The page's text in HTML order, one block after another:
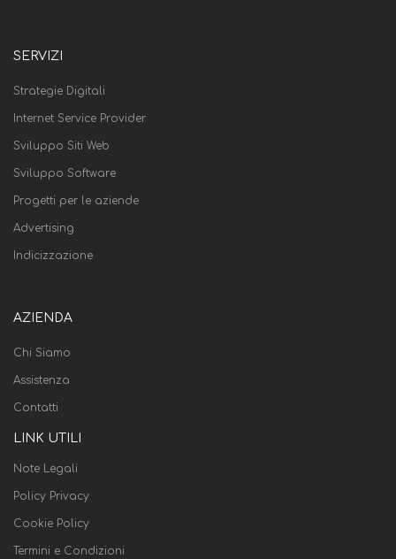
SERVIZI
Strategie Digitali
Internet Service Provider
Sviluppo Siti Web
Sviluppo Software
Progetti per le aziende
Advertising
Indicizzazione
AZIENDA
Chi Siamo
Assistenza
Contatti
LINK UTILI
Note Legali
Policy Privacy
Cookie Policy
Termini e Condizioni